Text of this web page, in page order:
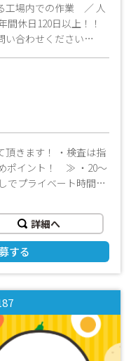
場内での作業 ／ 人
い合わせください
！
頂きます！ ・検査は指
でプライベート時間も
ブランクがある方も
きるので、職場環境
ト時間もしっかり確
！ ・フルタイムでしっ
・週払いOK！お仕事
お気軽
のご応募お待ちして
詳細へ
する